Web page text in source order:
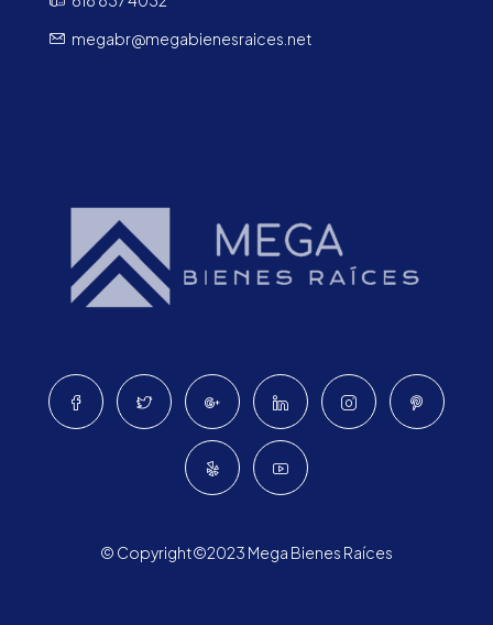
megabr@megabienesraices.net
© Copyright©2023 Mega Bienes Raíces